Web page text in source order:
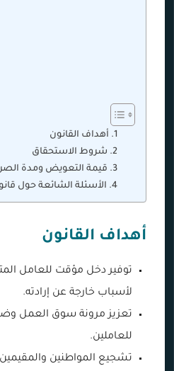
أهداف القانون
شروط الاستحقاق
قيمة التعويض ومدة
الأسئلة الشائعة حول
أهداف القانون
توفير دخل مؤقت للعامل
لأسباب خارجة عن إرادته.
تعزيز مرونة سوق العمل
للعاملين.
تشجيع المواطنين